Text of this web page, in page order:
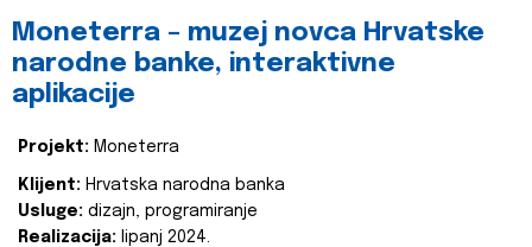
Moneterra – muzej novca Hrvatske
narodne banke, interaktivne
aplikacije
Projekt: Moneterra
Klijent: Hrvatska narodna banka
Usluge: dizajn, programiranje
Realizacija: lipanj 2024.